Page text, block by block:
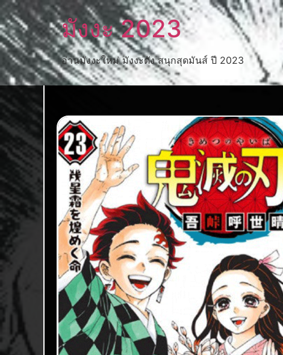
มังงะ 2023
อ่านมังงะใหม่ มังงะดัง สนุกสุดมันส์ ปี 2023